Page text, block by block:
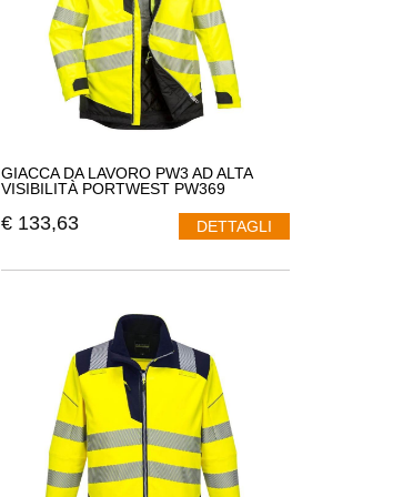
GIACCA DA LAVORO PW3 AD ALTA
VISIBILITÀ PORTWEST PW369
€ 133,63 DETTAGLI